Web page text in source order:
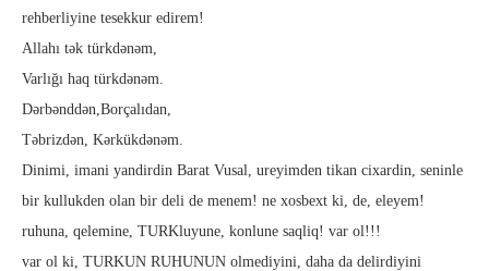
rehberliyine tesekkur edirem!
Allahı tək türkdənəm,
Varlığı haq türkdənəm.
Dərbənddən,Borçalıdan,
Təbrizdən, Kərkükdənəm.
Dinimi, imani yandirdin Barat Vusal, ureyimden tikan cixardin, seninle
bir kullukden olan bir deli de menem! ne xosbext ki, de, eleyem!
ruhuna, qelemine, TURKluyune, konlune saqliq! var ol!!!
var ol ki, TURKUN RUHUNUN olmediyini, daha da delirdiyini